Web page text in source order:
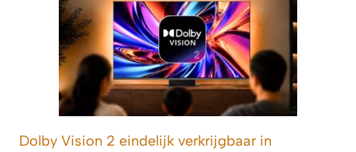
Dolby Vision 2 eindelijk verkrijgbaar in